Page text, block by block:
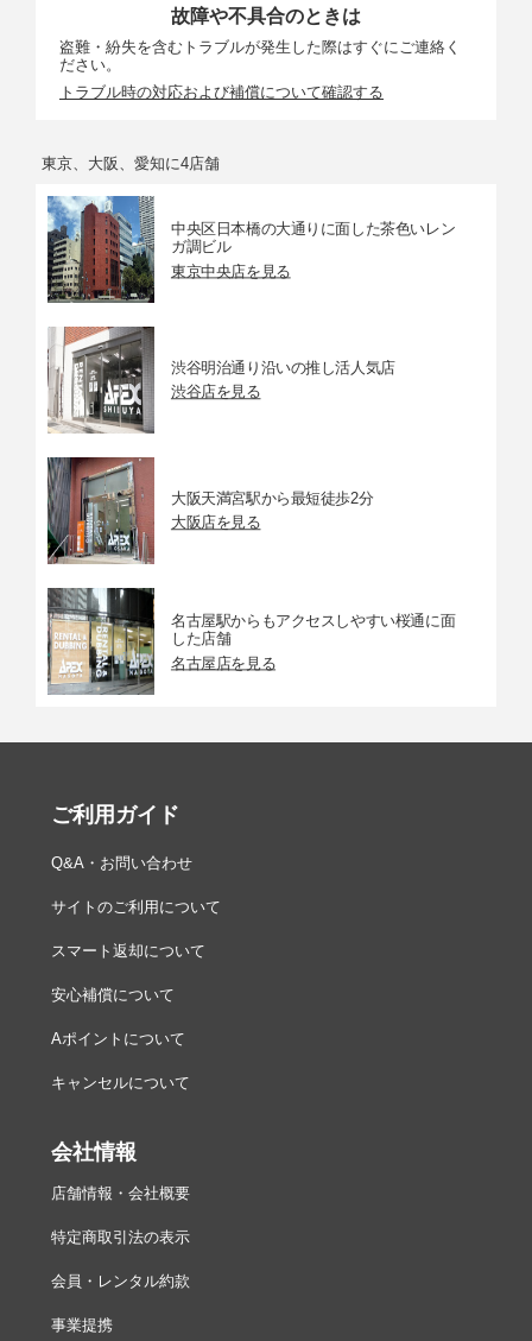
故障や不具合のときは
盗難・紛失を含むトラブルが発生した際はすぐにご連絡く
ださい。
トラブル時の対応および補償について確認する
東京、大阪、愛知に4店舗
中央区日本橋の大通りに面した茶色いレン
ガ調ビル
東京中央店を見る
渋谷明治通り沿いの推し活人気店
渋谷店を見る
大阪天満宮駅から最短徒歩2分
大阪店を見る
名古屋駅からもアクセスしやすい桜通に面
した店舗
名古屋店を見る
ご利用ガイド
Q&A・お問い合わせ
サイトのご利用について
スマート返却について
安心補償について
Aポイントについて
キャンセルについて
会社情報
店舗情報・会社概要
特定商取引法の表示
会員・レンタル約款
事業提携